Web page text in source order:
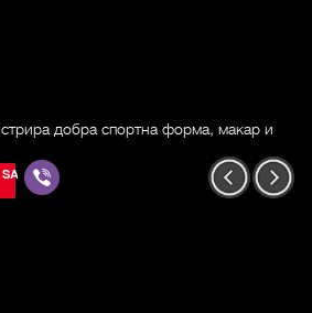
добра спортна форма, макар и
SAVE